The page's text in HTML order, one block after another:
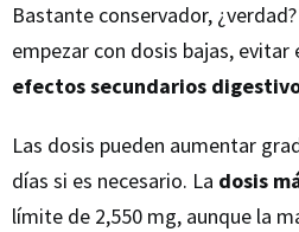
Bastante conservador,
empezar con dosis bajas, evitar
efectos secundarios
Las dosis pueden aumentar
días si es necesario. La dosis
límite de 2,550 mg, aunque la